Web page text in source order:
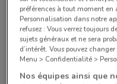
44 BLD
741 m
44 RUE TURBIGO
préférences à tout moment
Personnalisation dans notre
refusez : Vous verrez toujours
sujets généraux et ne sera
d’intérêt. Vous pouvez
Menu > Confidentialité >
Nos équipes ainsi que